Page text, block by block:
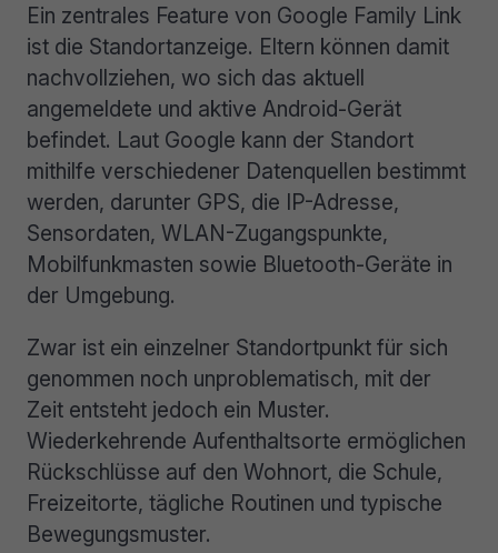
Ein zentrales Feature von Google Family Link
ist die Standortanzeige. Eltern können damit
nachvollziehen, wo sich das aktuell
angemeldete und aktive Android-Gerät
befindet. Laut Google kann der Standort
mithilfe verschiedener Datenquellen bestimmt
werden, darunter GPS, die IP-Adresse,
Sensordaten, WLAN-Zugangspunkte,
Mobilfunkmasten sowie Bluetooth-Geräte in
der Umgebung.
Zwar ist ein einzelner Standortpunkt für sich
genommen noch unproblematisch, mit der
Zeit entsteht jedoch ein Muster.
Wiederkehrende Aufenthaltsorte ermöglichen
Rückschlüsse auf den Wohnort, die Schule,
Freizeitorte, tägliche Routinen und typische
Bewegungsmuster.